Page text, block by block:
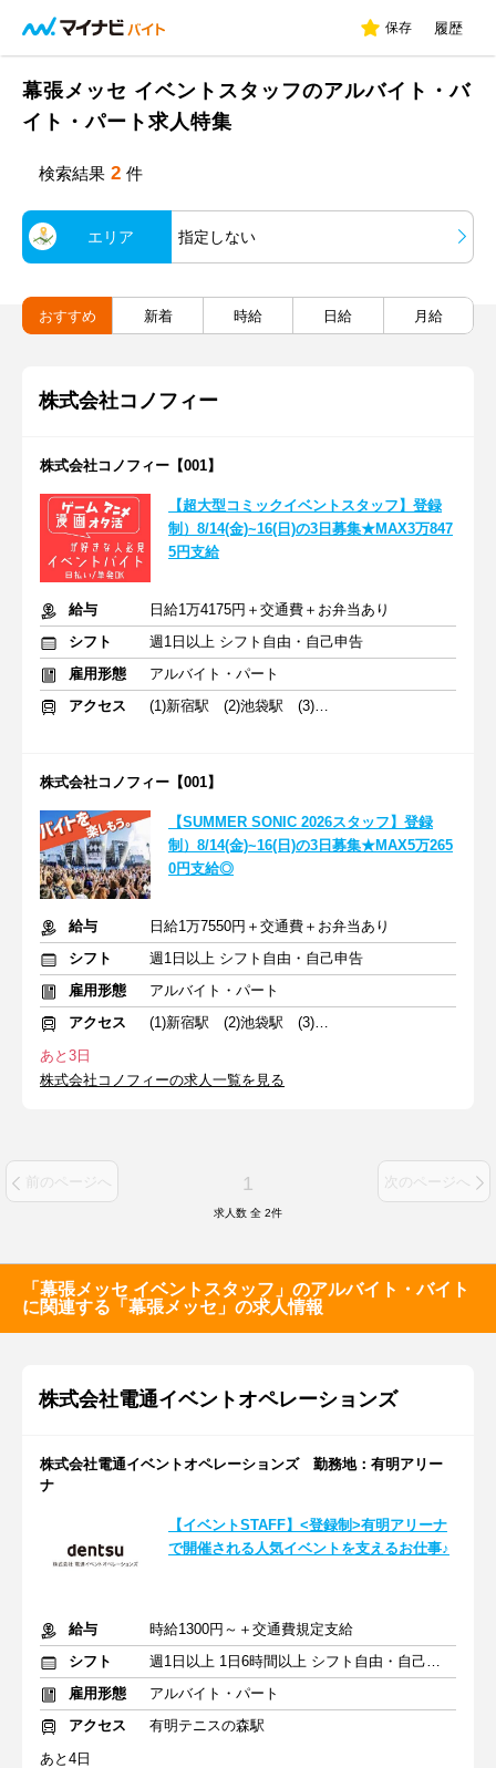
保存 履歴
幕張メッセ イベントスタッフのアルバイト・バ
イト・パート求人特集
検索結果 2 件
エリア 指定しない
おすすめ 新着 時給 日給 月給
株式会社コノフィー
株式会社コノフィー【001】
【超大型コミックイベントスタッフ】登録
制）8/14(金)~16(日)の3日募集★MAX3万847
5円支給
給与
日給1万4175円＋交通費＋お弁当あり
シフト
週1日以上 シフト自由・自己申告
雇用形態
アルバイト・パート
アクセス
(1)新宿駅 (2)池袋駅 (3)渋谷駅
株式会社コノフィー【001】
【SUMMER SONIC 2026スタッフ】登録
制）8/14(金)~16(日)の3日募集★MAX5万265
0円支給◎
給与
日給1万7550円＋交通費＋お弁当あり
シフト
週1日以上 シフト自由・自己申告
雇用形態
アルバイト・パート
アクセス
(1)新宿駅 (2)池袋駅 (3)千葉駅
あと3日
株式会社コノフィーの求人一覧を見る
前のページへ 1 次のページへ
求人数 全 2件
「幕張メッセ イベントスタッフ」のアルバイト・バイト
に関連する「幕張メッセ」の求人情報
株式会社電通イベントオペレーションズ
株式会社電通イベントオペレーションズ 勤務地：有明アリー
ナ
【イベントSTAFF】<登録制>有明アリーナ
で開催される人気イベントを支えるお仕事♪
給与
時給1300円～＋交通費規定支給
シフト
週1日以上 1日6時間以上 シフト自由・自己申告
雇用形態
アルバイト・パート
アクセス
有明テニスの森駅
あと4日